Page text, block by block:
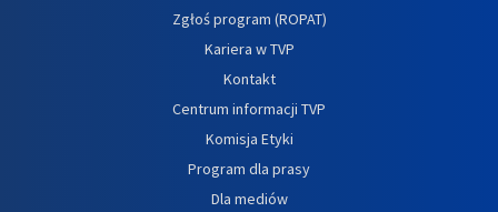
Zgłoś program (ROPAT)
Kariera w TVP
Kontakt
Centrum informacji TVP
Komisja Etyki
Program dla prasy
Dla mediów